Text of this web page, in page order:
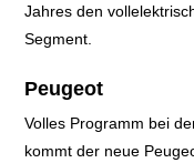
Jahres den
Segment.
Peugeot
Volles Programm bei
kommt der neue